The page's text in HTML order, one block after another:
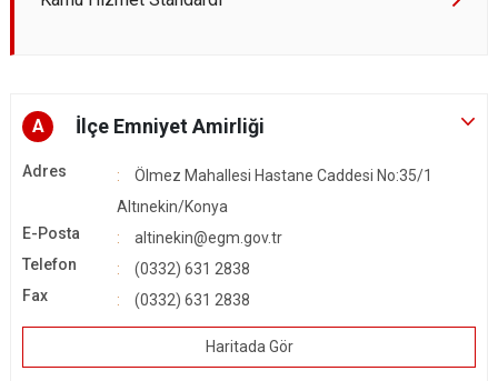
A İlçe Emniyet Amirliği
Adres
Ölmez Mahallesi Hastane Caddesi No:35/1
Altınekin/Konya
E-Posta
altinekin@egm.gov.tr
Telefon
(0332) 631 2838
Fax
(0332) 631 2838
Haritada Gör